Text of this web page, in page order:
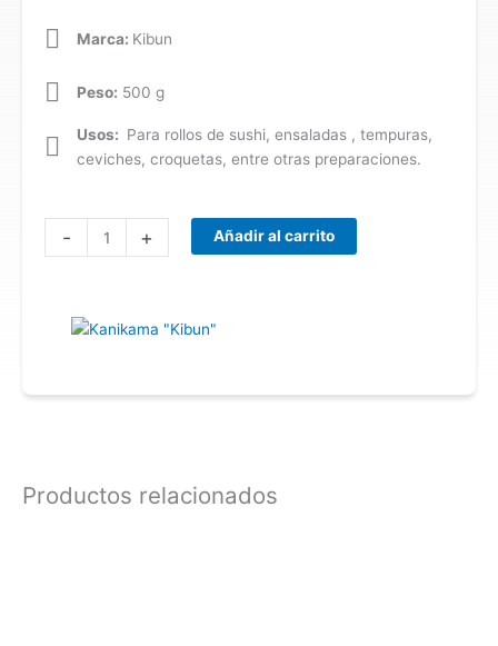
Marca: Kibun
Peso: 500 g
Usos: Para rollos de sushi, ensaladas , tempuras,
ceviches, croquetas, entre otras preparaciones.
-
Kanikama
"Kibun"
+ Añadir al carrito
Productos relacionados